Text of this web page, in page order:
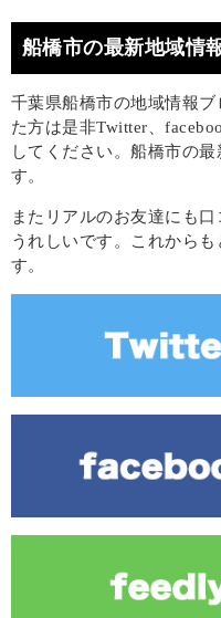
船橋市の最新地域情
千葉県船橋市の地域情報
た方は是非Twitter、
してください。船橋市の
す。
またリアルのお友達にも
うれしいです。これから
す。